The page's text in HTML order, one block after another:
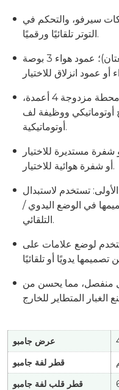
سيرفو، والتحكم في
التوتر تلقائيًا ورقميًا.
عمود اللف: عمود هواء 1 بوصة (قطعتان)؛ عمود هواء 3 بوصة
تم تصميم جزء إعادة اللف في محطة مزدوجة 4 أعمدة،
ووظيفة لف
أوتوماتيكية.
مستديرة للاختيار
أو شفرة هوائية للاختيار.
تستخدم لاستبدال
في الوضع اليدوي /
التلقائي.
لوضع علامات على
منفصل، مما يحسن من
عرض جامبو
قطر لفة جامبو
قطر قلب لفة جامبو